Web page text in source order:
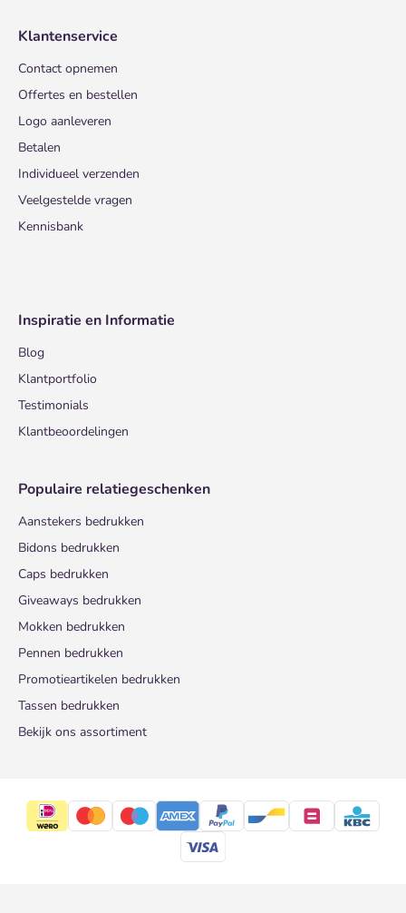
Klantenservice
Contact opnemen
Offertes en bestellen
Logo aanleveren
Betalen
Individueel verzenden
Veelgestelde vragen
Kennisbank
Inspiratie en Informatie
Blog
Klantportfolio
Testimonials
Klantbeoordelingen
Populaire relatiegeschenken
Aanstekers bedrukken
Bidons bedrukken
Caps bedrukken
Giveaways bedrukken
Mokken bedrukken
Pennen bedrukken
Promotieartikelen bedrukken
Tassen bedrukken
Bekijk ons assortiment